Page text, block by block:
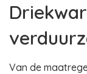
Van de